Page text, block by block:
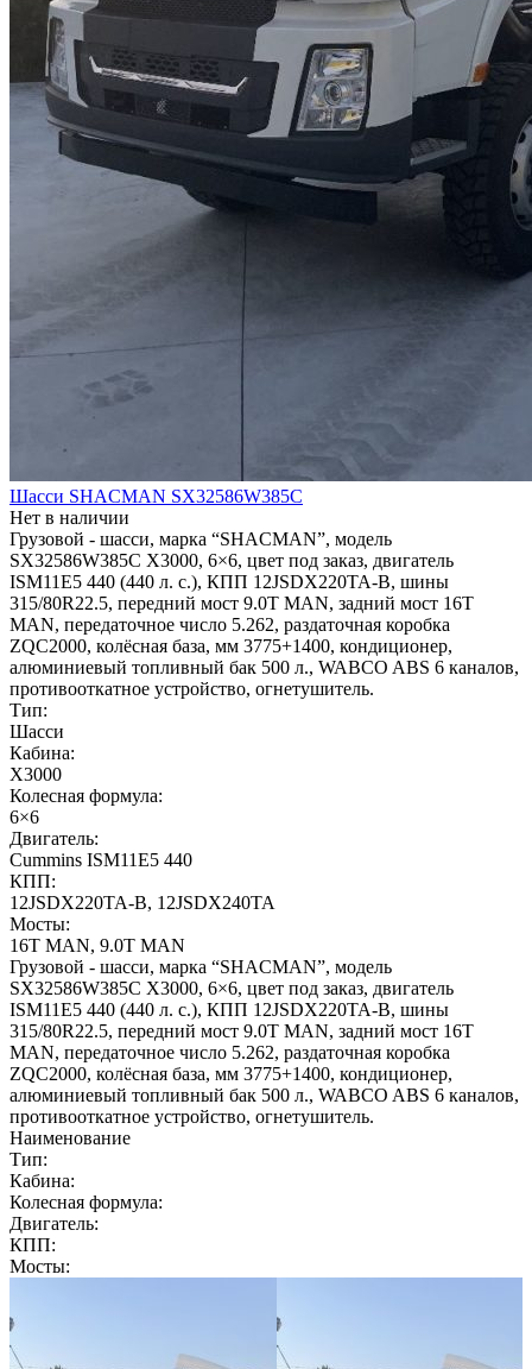
Шасси SHACMAN SX32586W385С
Нет в наличии
Грузовой - шасси, марка “SHACMAN”, модель
SX32586W385C X3000, 6×6, цвет под заказ, двигатель
ISM11E5 440 (440 л. с.), КПП 12JSDX220TA-B, шины
315/80R22.5, передний мост 9.0T MAN, задний мост 16T
MAN, передаточное число 5.262, раздаточная коробка
ZQC2000, колёсная база, мм 3775+1400, кондиционер,
алюминиевый топливный бак 500 л., WABCO ABS 6 каналов,
противооткатное устройство, огнетушитель.
Тип:
Шасси
Кабина:
X3000
Колесная формула:
6×6
Двигатель:
Cummins ISM11E5 440
КПП:
12JSDX220TA-B, 12JSDX240TA
Мосты:
16T MAN, 9.0T MAN
Грузовой - шасси, марка “SHACMAN”, модель
SX32586W385C X3000, 6×6, цвет под заказ, двигатель
ISM11E5 440 (440 л. с.), КПП 12JSDX220TA-B, шины
315/80R22.5, передний мост 9.0T MAN, задний мост 16T
MAN, передаточное число 5.262, раздаточная коробка
ZQC2000, колёсная база, мм 3775+1400, кондиционер,
алюминиевый топливный бак 500 л., WABCO ABS 6 каналов,
противооткатное устройство, огнетушитель.
Наименование
Тип:
Кабина:
Колесная формула:
Двигатель:
КПП:
Мосты: